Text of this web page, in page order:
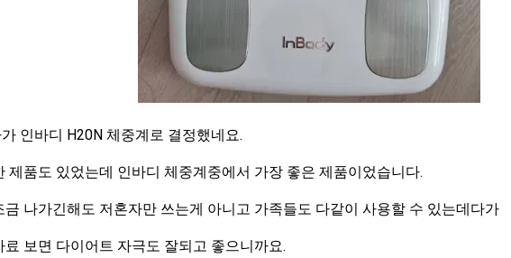
인바디 H20N 체중계로 결정했네요.
제품도 있었는데 인바디 체중계중에서 가장 좋은 제품이었습니다.
금 나가긴해도 저혼자만 쓰는게 아니고 가족들도 다같이 사용할 수 있는데다가
료 보면 다이어트 자극도 잘되고 좋으니까요.